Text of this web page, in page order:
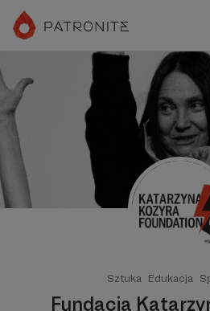
Sztuka Edukacja
Fundacja